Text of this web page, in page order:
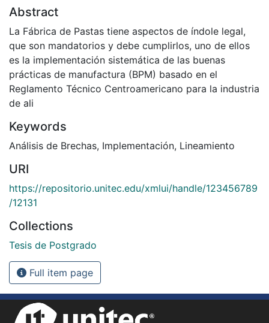
Abstract
La Fábrica de Pastas tiene aspectos de índole legal,
que son mandatorios y debe cumplirlos, uno de ellos
es la implementación sistemática de las buenas
prácticas de manufactura (BPM) basado en el
Reglamento Técnico Centroamericano para la industria
de ali
Keywords
Análisis de Brechas, Implementación, Lineamiento
URI
https://repositorio.unitec.edu/xmlui/handle/123456789
/12131
Collections
Tesis de Postgrado
Full item page